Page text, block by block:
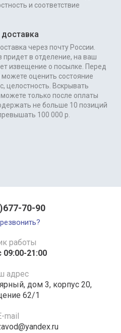
и соответствие
через почту России.
придет в отделение, на ваш
извещение о посылке. Перед
оценить состояние
целостность. Вскрывать
только после оплаты
не больше 10 позиций
100 000 р.
70-90
работы
21:00
адрес
дом 3, корпус 20,
62/1
mail